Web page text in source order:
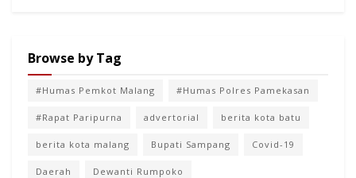
Browse by Tag
#Humas Pemkot Malang #Humas Polres Pamekasan
#Rapat Paripurna advertorial berita kota batu
berita kota malang Bupati Sampang Covid-19
Daerah Dewanti Rumpoko